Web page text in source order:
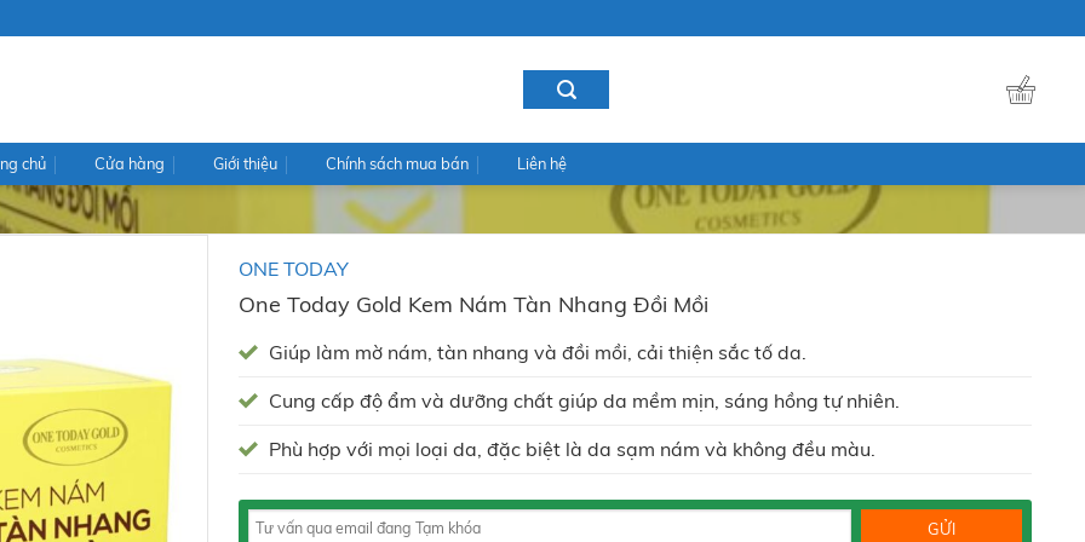
chủ Cửa hàng Giới thiệu Chính sách mua bán
Liên hệ
ONE TODAY
One Today Gold Kem Nám Tàn Nhang Đồi Mồi
Giúp làm mờ nám, tàn nhang và đồi mồi, cải thiện sắc tố da.
Cung cấp độ ẩm và dưỡng chất giúp da mềm mịn, sáng hồng tự nhiên.
Phù hợp với mọi loại da, đặc biệt là da sạm nám và không đều màu.